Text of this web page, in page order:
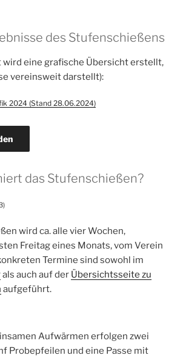
des Stufenschießens
wird eine grafische Übersicht erstellt,
vereinsweit darstellt):
2024 (Stand 28.06.2024)
das Stufenschießen?
wird ca. alle vier Wochen,
Freitag eines Monats, vom Verein
Termine sind sowohl im
als auch auf der Übersichtsseite zu
aufgeführt.
Aufwärmen erfolgen zwei
Probepfeilen und eine Passe mit